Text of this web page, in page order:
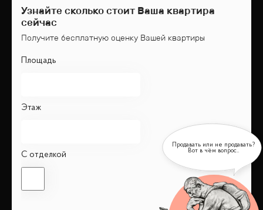
Узнайте сколько стоит Ваша квартира
сейчас
Получите бесплатную оценку Вашей квартиры
Площадь
Этаж
С отделкой